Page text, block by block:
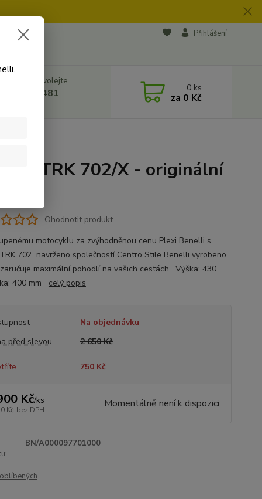
soukromí Přihlášení
rady? Zavolejte.
500 481 0 ks
za 0 Kč
TRK 702/X - originální
Ohodnotit produkt
motocyklu za zvýhodněnou cenu Plexi Benelli s
702 navrženo společností Centro Stile Benelli vyrobeno
maximální pohodlí na vašich cestách. Výška: 430
400 mm celý popis
Na objednávku
před slevou
2 650 Kč
750 Kč
Kč/ks
Kč bez DPH Momentálně není k dispozici
BN/A000097701000